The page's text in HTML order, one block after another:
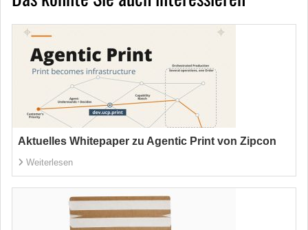
Aktuelles Whitepaper zu Agentic Print von Zipcon
Weiterlesen